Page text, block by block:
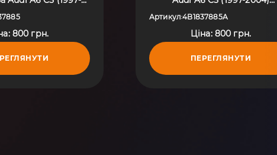
4B1837885
800 грн.
4B1837885A
Артикул:4B1837885A
Ціна: 800 грн.
ПЕРЕГЛЯНУТИ